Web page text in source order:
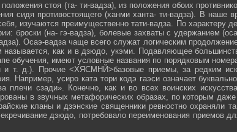
стоя (та- ти-вадза), из положения обоих
сидя противостоящего (ханми ханта- ти-вадза). В наше
изучаются преимущественно тати-вадза. По характеру
броски (на- гэ-вадза), болевые захваты с удержанием
Осаэ-вадза чаще всего служат логическим
называется, как и в дзюдо, укэми. Подавляющее
обучения, имеют условные названия по порядковым
т. д.). Прочие <ХЯСМНЙ>базовые приемы, за редким
Например, усиро ката тори кодэ гаэси означает
плечи сзади». Конечно, как и во всех воинских
в звучных метафорических образах, по которым
кланы и дзэнские священники ревностно охраняли
дзюдо, потребовало переименования приемов